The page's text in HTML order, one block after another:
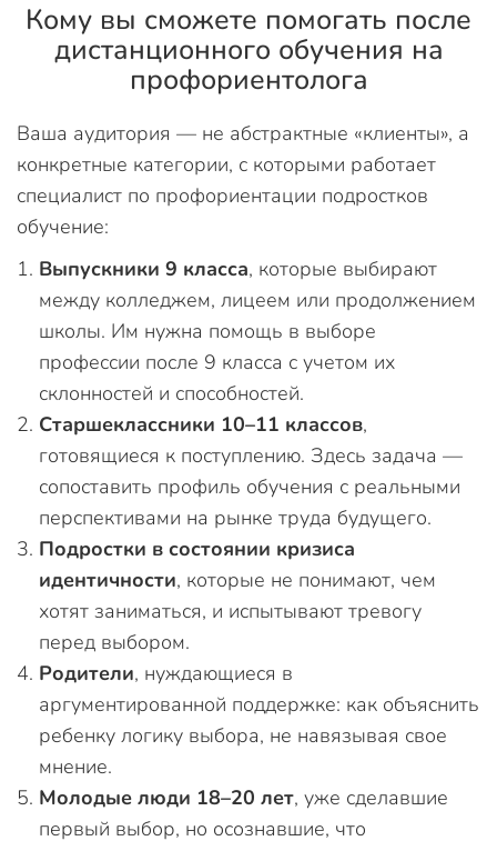
Кому вы сможете помогать после
дистанционного обучения на
профориентолога
Ваша аудитория — не абстрактные «клиенты», а
конкретные категории, с которыми работает
специалист по профориентации подростков
обучение:
Выпускники 9 класса, которые выбирают
между колледжем, лицеем или продолжением
школы. Им нужна помощь в выборе
профессии после 9 класса с учетом их
склонностей и способностей.
Старшеклассники 10–11 классов,
готовящиеся к поступлению. Здесь задача —
сопоставить профиль обучения с реальными
перспективами на рынке труда будущего.
Подростки в состоянии кризиса
идентичности, которые не понимают, чем
хотят заниматься, и испытывают тревогу
перед выбором.
Родители, нуждающиеся в
аргументированной поддержке: как объяснить
ребенку логику выбора, не навязывая свое
мнение.
Молодые люди 18–20 лет, уже сделавшие
первый выбор, но осознавшие, что